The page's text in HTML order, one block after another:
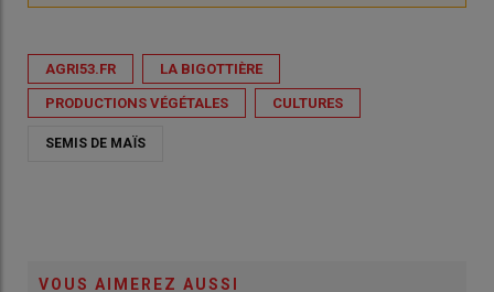
AGRI53.FR LA BIGOTTIÈRE
PRODUCTIONS VÉGÉTALES CULTURES
SEMIS DE MAÏS
VOUS AIMEREZ AUSSI